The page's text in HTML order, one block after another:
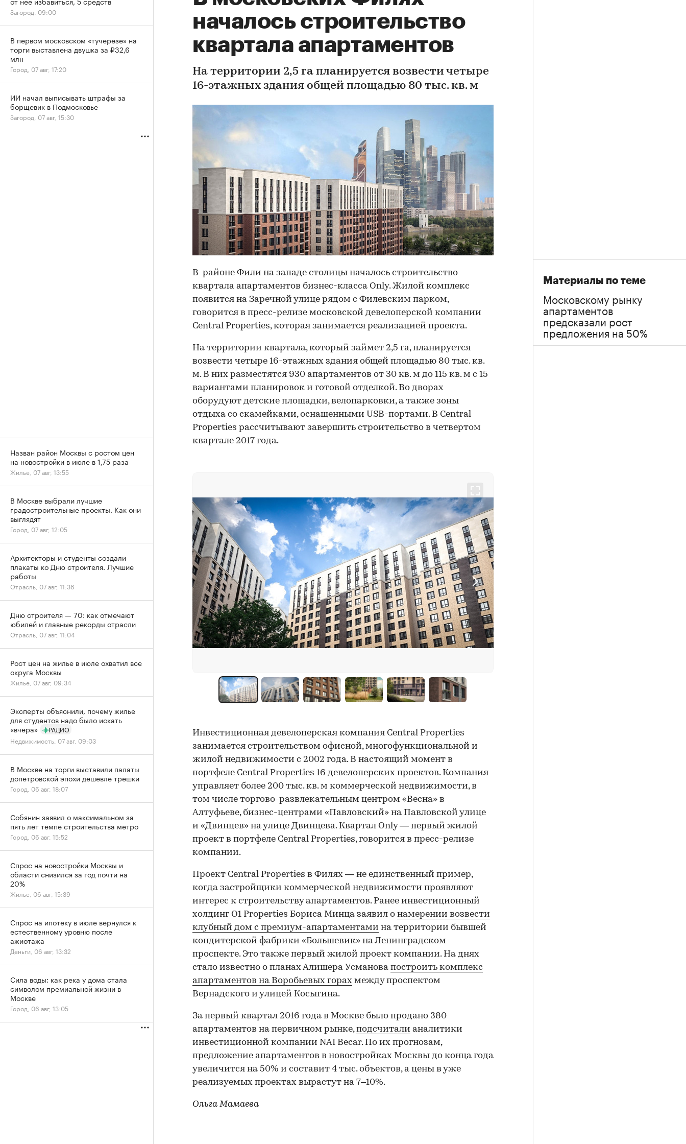
началось строительство
квартала апартаментов
На территории 2,5 га планируется возвести четыре
16-этажных здания общей площадью 80 тыс. кв. м
В районе Фили на западе столицы началось строительство
квартала апартаментов бизнес-класса Only. Жилой комплекс
появится на Заречной улице рядом с Филевским парком,
говорится в пресс-релизе московской девелоперской компании
Central Properties, которая занимается реализацией проекта.
На территории квартала, который займет 2,5 га, планируется
возвести четыре 16-этажных здания общей площадью 80 тыс. кв.
м. В них разместятся 930 апартаментов от 30 кв. м до 115 кв. м с 15
вариантами планировок и готовой отделкой. Во дворах
оборудуют детские площадки, велопарковки, а также зоны
отдыха со скамейками, оснащенными USB-портами. В Central
Properties рассчитывают завершить строительство в четвертом
квартале 2017 года.
Инвестиционная девелоперская компания Central Properties
занимается строительством офисной, многофункциональной и
жилой недвижимости с 2002 года. В настоящий момент в
портфеле Central Properties 16 девелоперских проектов. Компания
управляет более 200 тыс. кв. м коммерческой недвижимости, в
том числе торгово-развлекательным центром «Весна» в
Алтуфьеве, бизнес-центрами «Павловский» на Павловской улице
и «Двинцев» на улице Двинцева. Квартал Only — первый жилой
проект в портфеле Central Properties, говорится в пресс-релизе
компании.
Проект Central Properties в Филях — не единственный пример,
когда застройщики коммерческой недвижимости проявляют
интерес к строительству апартаментов. Ранее инвестиционный
холдинг О1 Properties Бориса Минца заявил о намерении возвести
клубный дом с премиум-апартаментами на территории бывшей
кондитерской фабрики «Большевик» на Ленинградском
проспекте. Это также первый жилой проект компании. На днях
стало известно о планах Алишера Усманова построить комплекс
апартаментов на Воробьевых горах между проспектом
Вернадского и улицей Косыгина.
За первый квартал 2016 года в Москве было продано 380
апартаментов на первичном рынке,подсчитали аналитики
инвестиционной компании NAI Becar. По их прогнозам,
предложение апартаментов в новостройках Москвы до конца года
увеличится на 50% и составит 4 тыс. объектов, а цены в уже
реализуемых проектах вырастут на 7–10%.
Ольга Мамаева
Материалы по теме
Московскому рынку
апартаментов
предсказали рост
предложения на 50%
Загород, 09:00
В первом московском «тучерезе» на
торги выставлена двушка за ₽32,6
млн
Город, 07 авг, 17:20
ИИ начал выписывать штрафы за
борщевик в Подмосковье
Загород, 07 авг, 15:30
Назван район Москвы с ростом цен
на новостройки в июле в 1,75 раза
Жилье, 07 авг, 13:55
В Москве выбрали лучшие
градостроительные проекты. Как они
выглядят
Город, 07 авг, 12:05
Архитекторы и студенты создали
плакаты ко Дню строителя. Лучшие
работы
Отрасль, 07 авг, 11:36
Дню строителя — 70: как отмечают
юбилей и главные рекорды отрасли
Отрасль, 07 авг, 11:04
Рост цен на жилье в июле охватил все
округа Москвы
Жилье, 07 авг, 09:34
Эксперты объяснили, почему жилье
для студентов надо было искать
«вчера»
РАДИО
Недвижимость, 07 авг, 09:03
В Москве на торги выставили палаты
допетровской эпохи дешевле трешки
Город, 06 авг, 18:07
Собянин заявил о максимальном за
пять лет темпе строительства метро
Город, 06 авг, 15:52
Спрос на новостройки Москвы и
области снизился за год почти на
20%
Жилье, 06 авг, 15:39
Спрос на ипотеку в июле вернулся к
естественному уровню после
ажиотажа
Деньги, 06 авг, 13:32
Сила воды: как река у дома стала
символом премиальной жизни в
Москве
Город, 06 авг, 13:05